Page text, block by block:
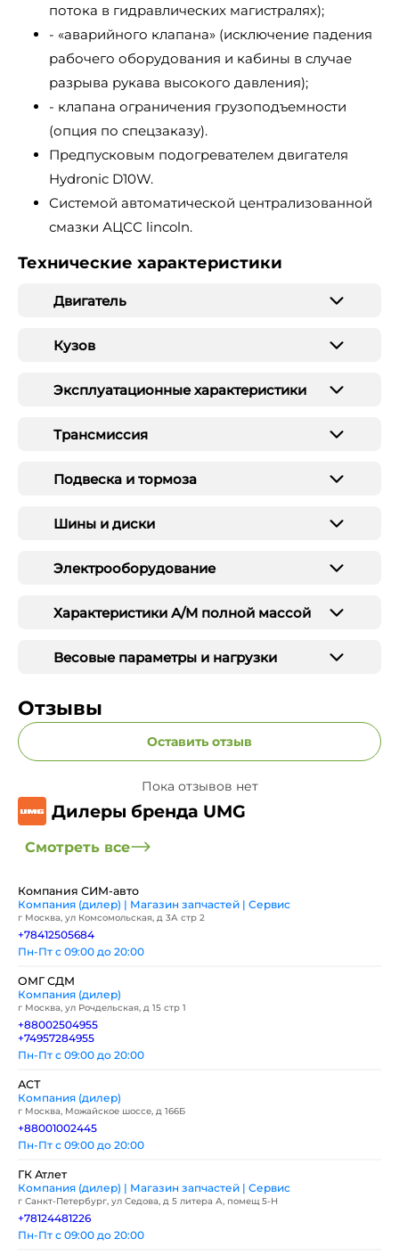
потока в гидравлических магистралях);
- «аварийного клапана» (исключение падения
рабочего оборудования и кабины в случае
разрыва рукава высокого давления);
- клапана ограничения грузоподъемности
(опция по спецзаказу).
Предпусковым подогревателем двигателя
Hydronic D10W.
Системой автоматической централизованной
смазки АЦСС lincoln.
Технические характеристики
Двигатель
Кузов
Эксплуатационные характеристики
Трансмиссия
Подвеска и тормоза
Шины и диски
Электрооборудование
Характеристики А/М полной массой
Весовые параметры и нагрузки
Отзывы
Оставить отзыв
Пока отзывов нет
Дилеры бренда UMG
Смотреть все
Компания СИМ-авто
Компания (дилер) | Магазин запчастей | Сервис
г Москва, ул Комсомольская, д 3А стр 2
+78412505684
Пн-Пт с 09:00 до 20:00
ОМГ СДМ
Компания (дилер)
г Москва, ул Рочдельская, д 15 стр 1
+88002504955
+74957284955
Пн-Пт с 09:00 до 20:00
АСТ
Компания (дилер)
г Москва, Можайское шоссе, д 166Б
+88001002445
Пн-Пт с 09:00 до 20:00
ГК Атлет
Компания (дилер) | Магазин запчастей | Сервис
г Санкт-Петербург, ул Седова, д 5 литера А, помещ 5-Н
+78124481226
Пн-Пт с 09:00 до 20:00